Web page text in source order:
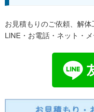
お見積もりのご依頼、解体
LINE・お電話・ネット・